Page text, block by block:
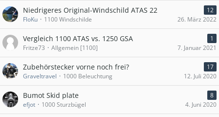
Niedrigeres Original-Windschild ATAS 22
12
FloKu
1100 Windschilde 26. März 2022
Vergleich 1100 ATAS vs. 1250 GSA
1
Fritze73
Allgemein [1100] 7. Januar 2021
Zubehörstecker vorne noch frei?
17
Graveltravel
1000 Beleuchtung 12. Juli 2020
Bumot Skid plate
8
efjot
1000 Sturzbügel 4. Juni 2020